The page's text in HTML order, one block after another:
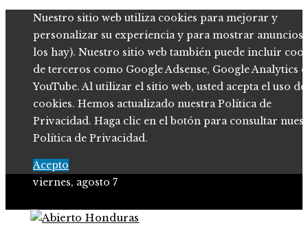
Nuestro sitio web utiliza cookies para mejorar y
personalizar su experiencia y para mostrar anuncios
los hay). Nuestro sitio web también puede incluir
de terceros como Google Adsense, Google Analytics o
YouTube. Al utilizar el sitio web, usted acepta el uso de
cookies. Hemos actualizado nuestra Política de
Privacidad. Haga clic en el botón para consultar
Política de Privacidad.
Acepto
viernes, agosto 7
Política de Privacidad